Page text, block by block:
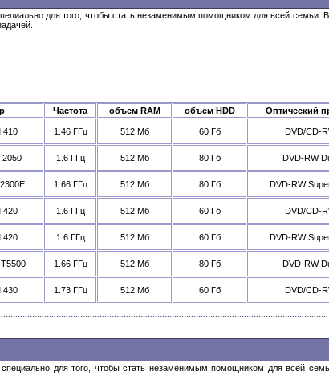
для того, чтобы стать незаменимым помощником для всей семьи.
Частота объем RAM объем HDD Оптический
410 1.46 ГГц 512 Мб 60 Гб DVD/CD-
1.6 ГГц 512 Мб 80 Гб DVD-RW
1.66 ГГц 512 Мб 80 Гб DVD-RW
420 1.6 ГГц 512 Мб 60 Гб DVD/CD-
420 1.6 ГГц 512 Мб 60 Гб DVD-RW
1.66 ГГц 512 Мб 80 Гб DVD-RW
430 1.73 ГГц 512 Мб 60 Гб DVD/CD-
для того, чтобы стать незаменимым помощником для всей